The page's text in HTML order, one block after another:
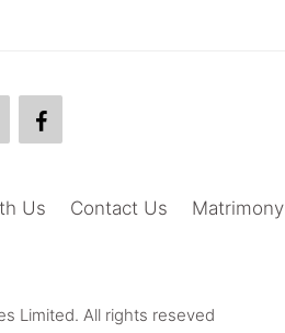
Matrimony
Contact Us
Us
Limited. All rights reseved.